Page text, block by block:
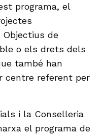
programa, el
de
o els drets dels
també han
centre referent per
i la Conselleria
el programa de